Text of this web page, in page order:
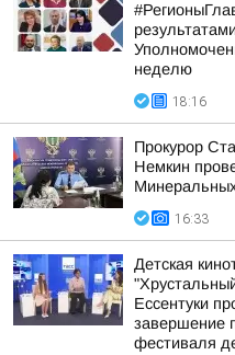
неделю
18:16
Прокурор
Немкин
16:33
Детская
Ессентуки
завершение
фестиваля